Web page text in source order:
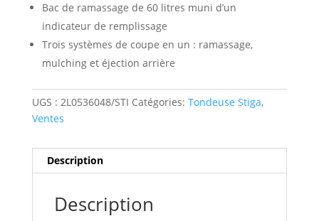
Bac de ramassage de 60 litres muni d’un
indicateur de remplissage
Trois systèmes de coupe en un : ramassage,
mulching et éjection arrière
UGS : 2L0536048/STI Catégories: Tondeuse Stiga,
Ventes
Description
Description